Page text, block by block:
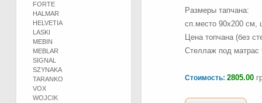
FORTE
HALMAR
HELVETIA
LASKI
MEBIN
MEBLAR
SIGNAL
SZYNAKA
TARANKO
VOX
WOJCIK
Размеры тапчана:
сп.место 90х200 см,
Цена топчана (без
Стеллаж под
Стоимость: 2805.00